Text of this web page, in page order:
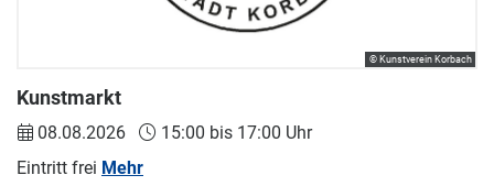
Kunstmarkt
08.08.2026
15:00 bis 17:00 Uhr
Eintritt frei Mehr
© Kunstverein Korbach